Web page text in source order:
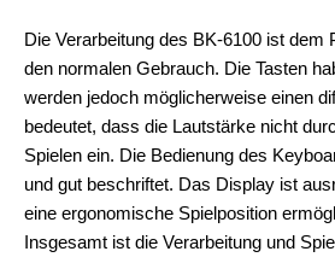
Die Verarbeitung des BK-6100 ist
den normalen Gebrauch. Die Tasten
werden jedoch möglicherweise einen
bedeutet, dass die Lautstärke nicht
Spielen ein. Die Bedienung des
und gut beschriftet. Das Display ist
eine ergonomische Spielposition
Insgesamt ist die Verarbeitung und